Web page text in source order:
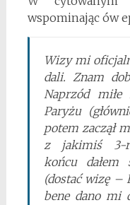
wspominając ów
Wizy mi
dali. Znam
Naprzód
Paryżu
potem zaczął
z jakimiś 3-
końcu
(dostać wizę –
bene dano mi